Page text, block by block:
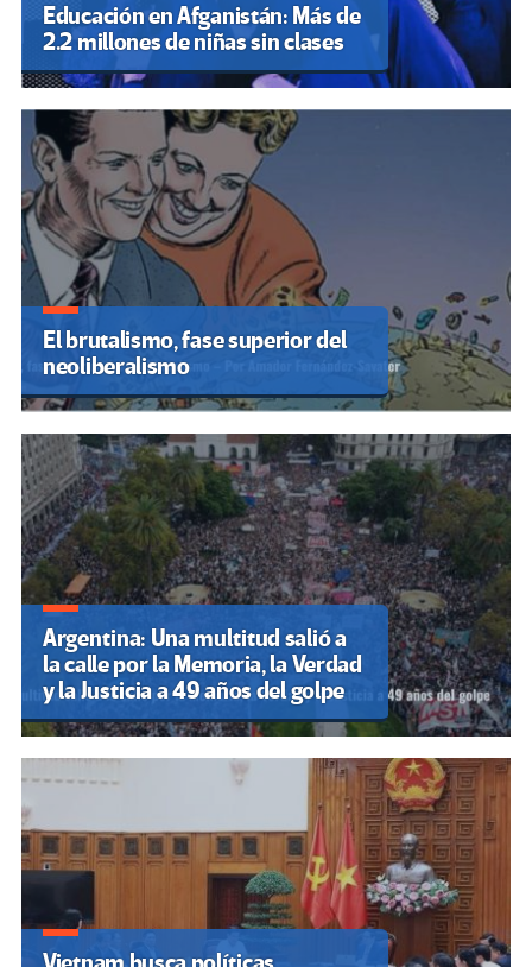
Educación en Afganistán: Más de
2.2 millones de niñas sin clases
El brutalismo, fase superior del
neoliberalismo
Argentina: Una multitud salió a
la calle por la Memoria, la Verdad
y la Justicia a 49 años del golpe